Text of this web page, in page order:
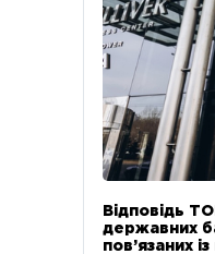
Відповідь
державних
пов’язаних